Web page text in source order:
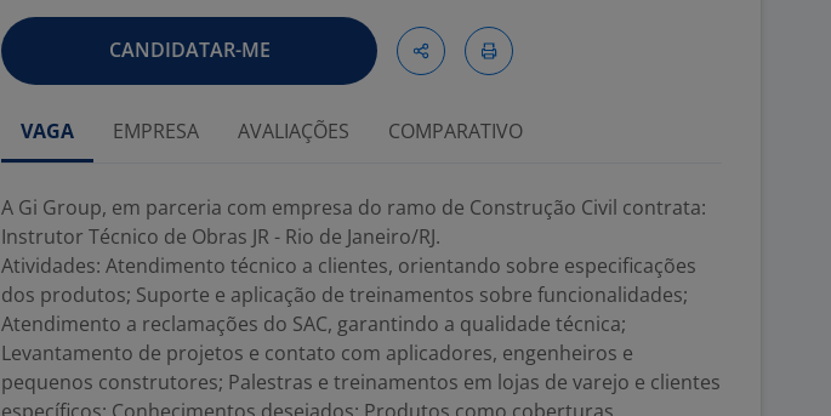
CANDIDATAR-ME
VAGA EMPRESA AVALIAÇÕES COMPARATIVO
A Gi Group, em parceria com empresa do ramo de Construção Civil contrata:
Instrutor Técnico de Obras JR - Rio de Janeiro/RJ.
Atividades: Atendimento técnico a clientes, orientando sobre especificações
dos produtos; Suporte e aplicação de treinamentos sobre funcionalidades;
Atendimento a reclamações do SAC, garantindo a qualidade técnica;
Levantamento de projetos e contato com aplicadores, engenheiros e
pequenos construtores; Palestras e treinamentos em lojas de varejo e clientes